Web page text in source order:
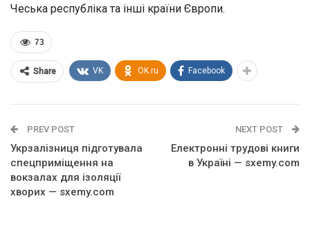
Чеська республіка та інші країни Європи.
73
Share VK OK.ru Facebook
PREV POST
Укрзалізниця підготувала
спецприміщення на
вокзалах для ізоляції
хворих — sxemy.com
NEXT POST
Електронні трудові книги
в Україні — sxemy.com